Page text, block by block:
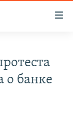
о банке